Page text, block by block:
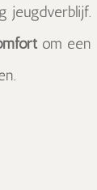
jeugdverblijf.
om een